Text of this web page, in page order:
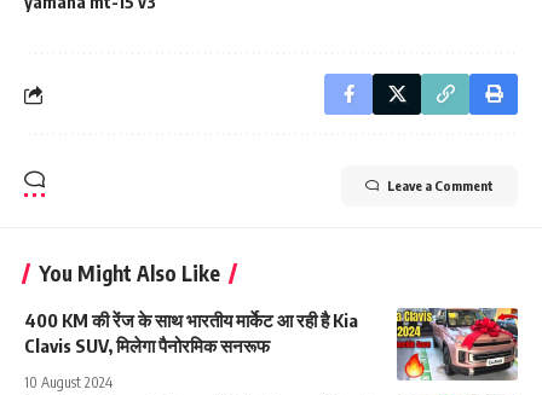
Leave a Comment
You Might Also Like
400 KM की रेंज के साथ भारतीय मार्केट आ रही है Kia
Clavis SUV, मिलेगा पैनोरमिक सनरूफ
10 August 2024